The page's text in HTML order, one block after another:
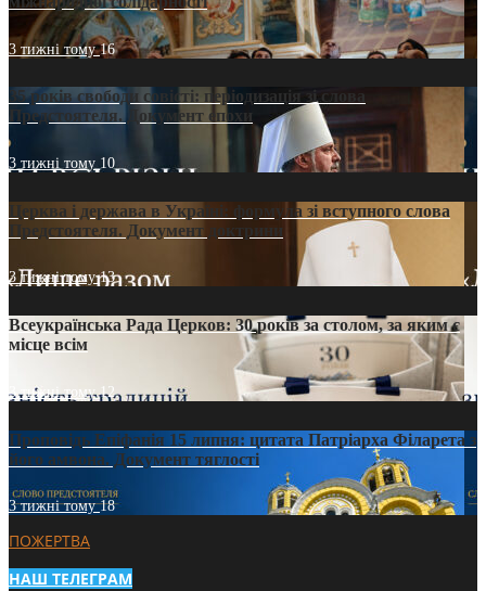
3 тижні тому16
35 років свободи совісті: періодизація зі слова
Предстоятеля. Документ епохи
3 тижні тому 10
Церква і держава в Україні: формула зі вступного слова
Предстоятеля. Документ доктрини
3 тижні тому13
Всеукраїнська Рада Церков: 30 років за столом, за яким є
місце всім
3 тижні тому12
Проповідь Епіфанія 15 липня: цитата Патріарха Філарета з
його амвона. Документ тяглості
3 тижні тому18
ПОЖЕРТВА
НАШ ТЕЛЕГРАМ